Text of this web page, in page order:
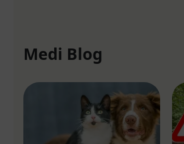
Medi Blog